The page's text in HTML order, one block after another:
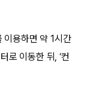
이용하면 약 1시간
로 이동한 뒤, ‘컨